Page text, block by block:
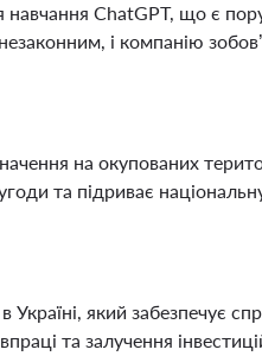
навчання ChatGPT, що є
і компанію
на окупованих
та підриває національну
який забезпечує
та залучення